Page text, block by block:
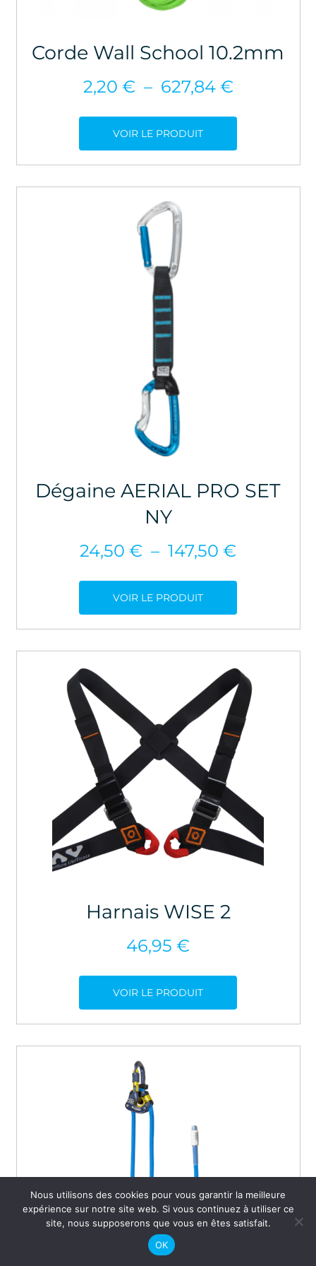
Corde Wall School 10.2mm
2,20 € – 627,84 €Plage
2,20 €
VOIR LE PRODUIT
Dégaine AERIAL PRO SET
NY
24,50 € – 147,50 €
24,50 €
147,50 €
VOIR LE PRODUIT
Harnais WISE 2
46,95 €
VOIR LE PRODUIT
Nous utilisons des cookies pour vous garantir la meilleure
expérience sur notre site web. Si vous continuez à utiliser ce
site, nous supposerons que vous en êtes satisfait.
OK